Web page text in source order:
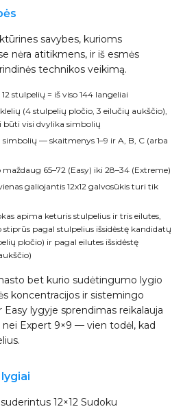
savybes, kurioms
nėra atitikmens, ir iš esmės
technikos veikimą.
12 stulpelių = iš viso 144 langeliai
(4 stulpelių pločio, 3 eilučių aukščio),
būti visi dvylika simbolių
simbolių — skaitmenys 1–9 ir A, B, C (arba
maždaug 65–72 (Easy) iki 28–34 (Extreme)
galiojantis 12x12 galvosūkis turi tik
apima keturis stulpelius ir tris eilutes,
pagal stulpelius išsidėstę kandidatų
pločio) ir pagal eilutes išsidėstę
bet kurio sudėtingumo lygio
koncentracijos ir sistemingo
lygyje sprendimas reikalauja
Expert 9×9 — vien todėl, kad
12×12 Sudoku